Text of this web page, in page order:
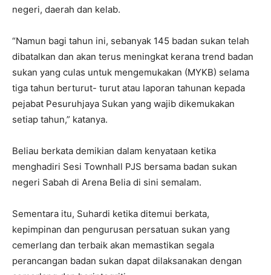
negeri, daerah dan kelab.
“Namun bagi tahun ini, sebanyak 145 badan sukan telah
dibatalkan dan akan terus meningkat kerana trend badan
sukan yang culas untuk mengemukakan (MYKB) selama
tiga tahun berturut- turut atau laporan tahunan kepada
pejabat Pesuruhjaya Sukan yang wajib dikemukakan
setiap tahun,” katanya.
Beliau berkata demikian dalam kenyataan ketika
menghadiri Sesi Townhall PJS bersama badan sukan
negeri Sabah di Arena Belia di sini semalam.
Sementara itu, Suhardi ketika ditemui berkata,
kepimpinan dan pengurusan persatuan sukan yang
cemerlang dan terbaik akan memastikan segala
perancangan badan sukan dapat dilaksanakan dengan